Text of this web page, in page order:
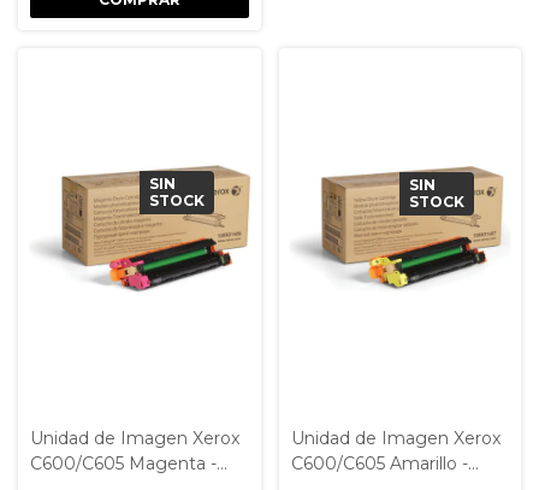
SIN
STOCK
Unidad de Imagen Xerox
C600/C605 Magenta -
SIN
STOCK
Unidad de Imagen Xerox
C600/C605 Amarillo -